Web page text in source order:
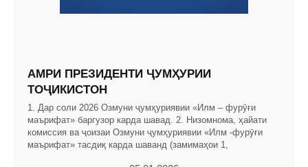
АМРИ ПРЕЗИДЕНТИ ҶУМҲУРИИ
ТОҶИКИСТОН
1. Дар соли 2026 Озмуни ҷумҳуриявии «Илм – фурӯғи
маърифат» баргузор карда шавад. 2. Низомнома, ҳайати
комиссия ва ҷоизаи Озмуни ҷумҳуриявии «Илм -фурӯғи
маърифат» тасдиқ карда шаванд (замимаҳои 1,